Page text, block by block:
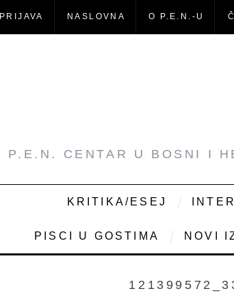
PRIJAVA NASLOVNA O P.E.N.-U
P.E.N. CENTAR U BOSNI I
KRITIKA/ESEJ
PISCI U GOSTIMA NOVI